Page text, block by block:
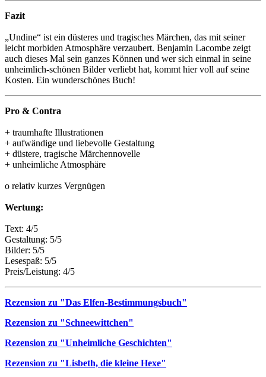
Fazit
„Undine“ ist ein düsteres und tragisches Märchen, das mit seiner
leicht morbiden Atmosphäre verzaubert. Benjamin Lacombe zeigt
auch dieses Mal sein ganzes Können und wer sich einmal in seine
unheimlich-schönen Bilder verliebt hat, kommt hier voll auf seine
Kosten. Ein wunderschönes Buch!
Pro & Contra
+ traumhafte Illustrationen
+ aufwändige und liebevolle Gestaltung
+ düstere, tragische Märchennovelle
+ unheimliche Atmosphäre
o relativ kurzes Vergnügen
Wertung:
Text: 4/5
Gestaltung: 5/5
Bilder: 5/5
Lesespaß: 5/5
Preis/Leistung: 4/5
Rezension zu "Das Elfen-Bestimmungsbuch"
Rezension zu "Schneewittchen"
Rezension zu "Unheimliche Geschichten"
Rezension zu "Lisbeth, die kleine Hexe"